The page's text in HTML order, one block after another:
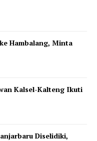
Hambalang, Minta
Kalsel-Kalteng Ikuti
Diselidiki,